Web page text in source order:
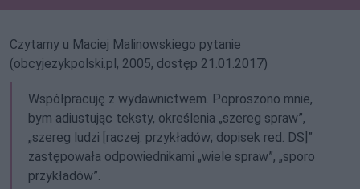
Czytamy u Maciej Malinowskiego pytanie
(obcyjezykpolski.pl, 2005, dostęp 21.01.2017)
Współpracuję z wydawnictwem. Poproszono mnie,
bym adiustując teksty, określenia „szereg spraw”,
„szereg ludzi [raczej: przykładów; dopisek red. DS]”
zastępowała odpowiednikami „wiele spraw”, „sporo
przykładów”.